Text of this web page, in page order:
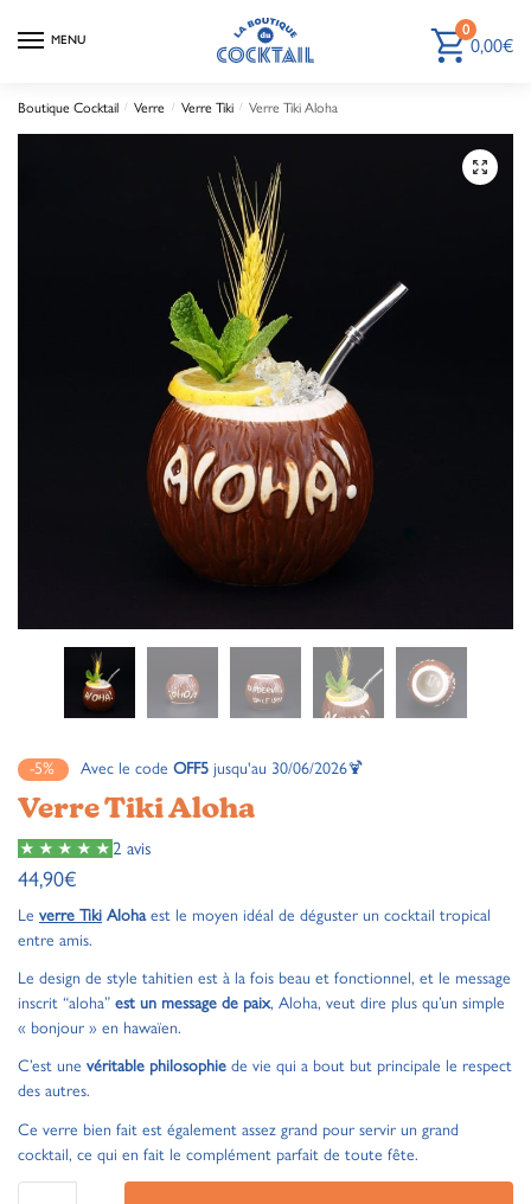
MENU
0
0,00€
Boutique Cocktail / Verre / Verre Tiki / Verre Tiki Aloha
🔍
-5% Avec le code OFF5 jusqu'au 30/06/2026🍹
Verre Tiki Aloha
2 avis
44,90€
Le verre Tiki Alohaest le moyen idéal de déguster un cocktail tropical
entre amis.
Le design de style tahitien est à la fois beau et fonctionnel, et le message
inscrit “aloha” est un message de paix, Aloha, veut dire plus qu’un simple
« bonjour » en hawaïen.
C’est une véritable philosophie de vie qui a bout but principale le respect
des autres.
Ce verre bien fait est également assez grand pour servir un grand
cocktail, ce qui en fait le complément parfait de toute fête.